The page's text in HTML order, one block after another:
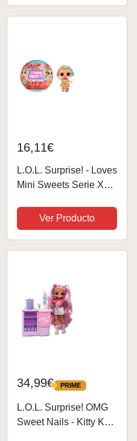
Coleccionable con
16,11€
L.O.L. Surprise! - Loves
Mini Sweets Serie X
muñeca temática de
Caramelos y Divertidos
Accesorios - Muñecas
Ver Producto
34,99€ PRIME
PRIME
L.O.L. Surprise! OMG
Sweet Nails - Kitty K